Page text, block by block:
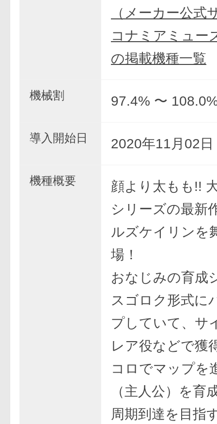
（メーカー公式
コナミアミュー
の掲載機種一覧
機械割 97.4% 〜
導入開始日 2020年11月02日
機種概要
顔より太もも!!
シリーズの最新
ルズケイリンを
場！
おなじみの育成
スゴロク形式に
プしていて、サ
レア役などで獲
コロでマップを
（主人公）を育
周期到達を目指